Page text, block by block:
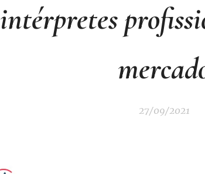
intérpretes
27/09/2021